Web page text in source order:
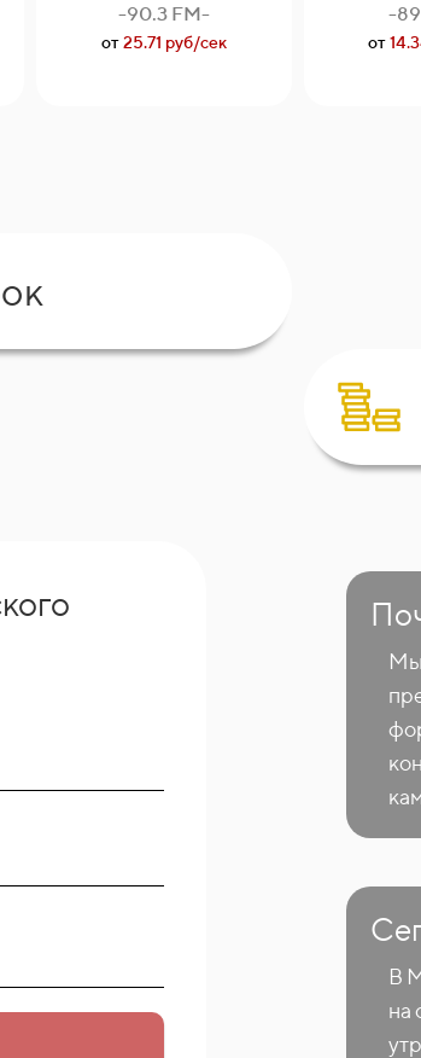
-90.3 FM-
от25.71 руб/сек
-
от
Мы
В
на